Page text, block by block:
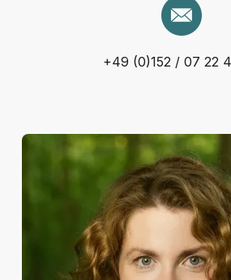
+49 (0)152 / 07 22